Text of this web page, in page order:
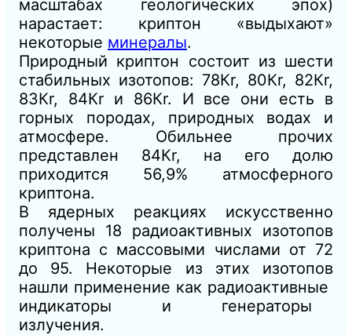
масштабах геологических эпох)
нарастает: криптон «выдыхают»
некоторые минералы.
Природный криптон состоит из шести
стабильных изотопов: 78Кr, 80Кr, 82Кr,
83Кr, 84Кr и 86Кr. И все они есть в
горных породах, природных водах и
атмосфере. Обильнее прочих
представлен 84Кr, на его долю
приходится 56,9% атмосферного
криптона.
В ядерных реакциях искусственно
получены 18 радиоактивных изотопов
криптона с массовыми числами от 72
до 95. Некоторые из этих изотопов
нашли применение как радиоактивные
индикаторы и генераторы
излучения.